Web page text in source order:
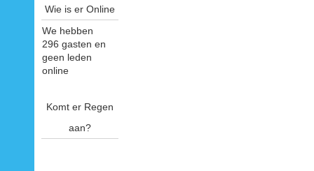
Wie is er Online
We hebben
296 gasten en
geen leden
online
Komt er Regen
aan?